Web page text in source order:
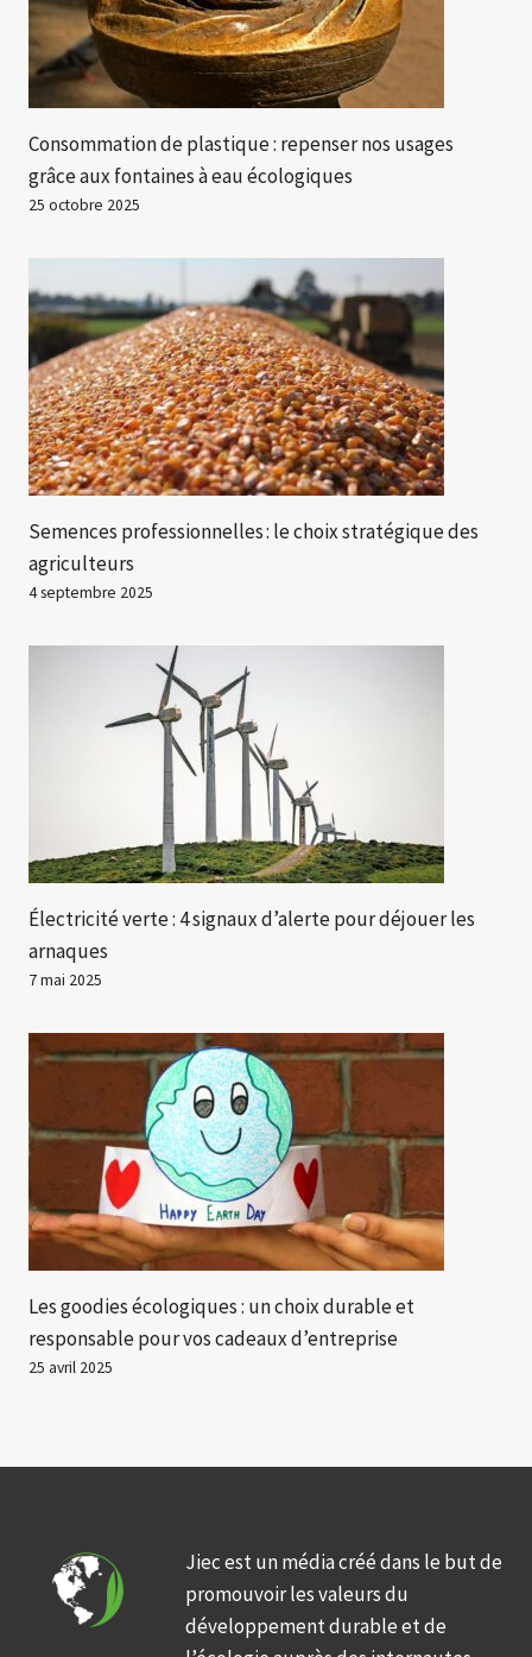
Consommation de plastique : repenser nos usages
grâce aux fontaines à eau écologiques
25 octobre 2025
Semences professionnelles : le choix stratégique des
agriculteurs
4 septembre 2025
Électricité verte : 4 signaux d’alerte pour déjouer les
arnaques
7 mai 2025
Les goodies écologiques : un choix durable et
responsable pour vos cadeaux d’entreprise
25 avril 2025
Jiec est un média créé dans le but de
promouvoir les valeurs du
développement durable et de